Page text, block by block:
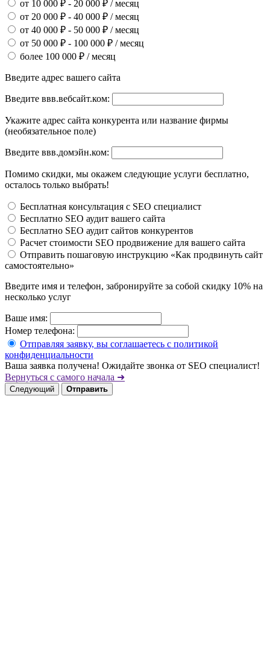
от 10 000 ₽ - 20 000 ₽ / месяц
от 20 000 ₽ - 40 000 ₽ / месяц
от 40 000 ₽ - 50 000 ₽ / месяц
от 50 000 ₽ - 100 000 ₽ / месяц
более 100 000 ₽ / месяц
Введите адрес вашего сайта
Введите ввв.вебсайт.ком:
Укажите адрес сайта конкурента или название фирмы
(необязательное поле)
Введите ввв.домэйн.ком:
Помимо скидки, мы окажем следующие услуги бесплатно,
осталось только выбрать!
Бесплатная консультация с SEO специалист
Бесплатно SEO аудит вашего сайта
Бесплатно SEO аудит сайтов конкурентов
Расчет стоимости SEO продвижение для вашего сайта
Отправить пошаговую инструкцию «Как продвинуть сайт
самостоятельно»
Введите имя и телефон, забронируйте за собой скидку 10% на
несколько услуг
Ваше имя:
Номер телефона:
Отправляя заявку, вы соглашаетесь с политикой
конфиденциальности
Ваша заявка получена! Ожидайте звонка от SEO специалист!
Вернуться с самого начала ➜
Следующий Отправить